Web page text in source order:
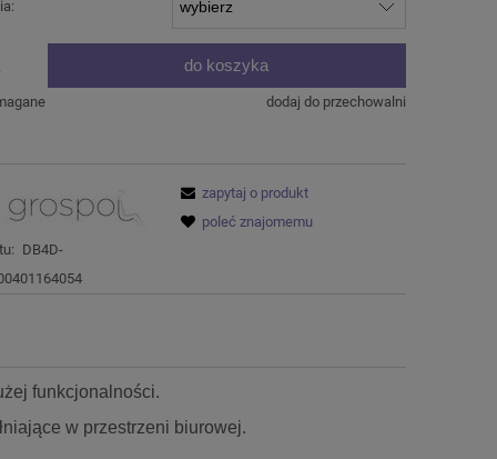
do koszyka
dodaj do przechowalni
DB4D-
zapytaj o produkt
poleć znajomemu
funkcjonalności.
w przestrzeni biurowej.